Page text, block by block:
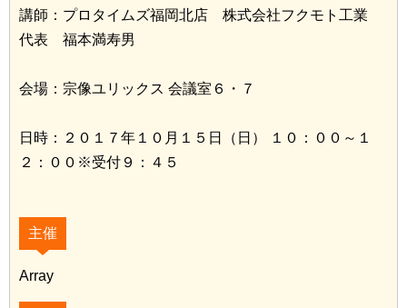
講師：プロタイムズ福岡北店 株式会社フクモト工業
代表 福本満寿男
会場：宗像ユリックス 会議室６・７
日時：２０１７年１０月１５日（日） １０：００～１
２：００※受付９：４５
主催
Array